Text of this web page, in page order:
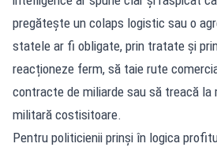
pregătește un colaps logistic sau o
statele ar fi obligate, prin tratate și
reacționeze ferm, să taie rute
contracte de miliarde sau să treacă la
militară costisitoare.
Pentru politicienii prinși în logica